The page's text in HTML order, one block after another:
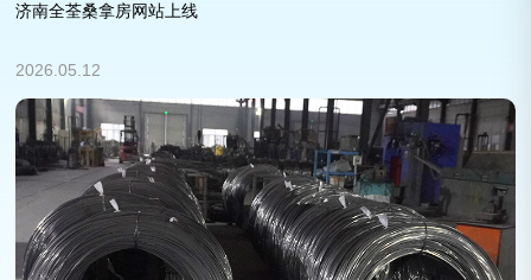
济南全荃桑拿房网站上线
2026.05.12